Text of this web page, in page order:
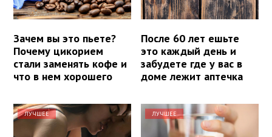
Зачем вы это пьете?
Почему цикорием
стали заменять кофе и
что в нем хорошего
После 60 лет ешьте
это каждый день и
забудете где у вас в
доме лежит аптечка
ЛУЧШЕЕ ЛУЧШЕЕ